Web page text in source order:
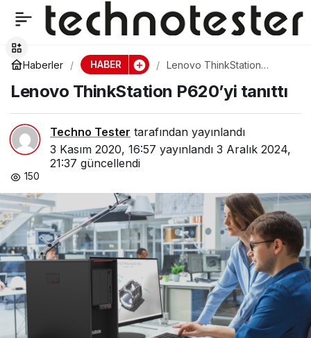
Haberler HABER
Lenovo ThinkStation
Lenovo ThinkStation P620’yi tanıttı
Techno Tester tarafından yayınlandı
3 Kasım 2020, 16:57 yayınlandı 3 Aralık 2024,
21:37 güncellendi
150
Logitech’ten oyun
tutkunları için yeni PRO
X LIGHTSPEED kulaklık
Paylaş